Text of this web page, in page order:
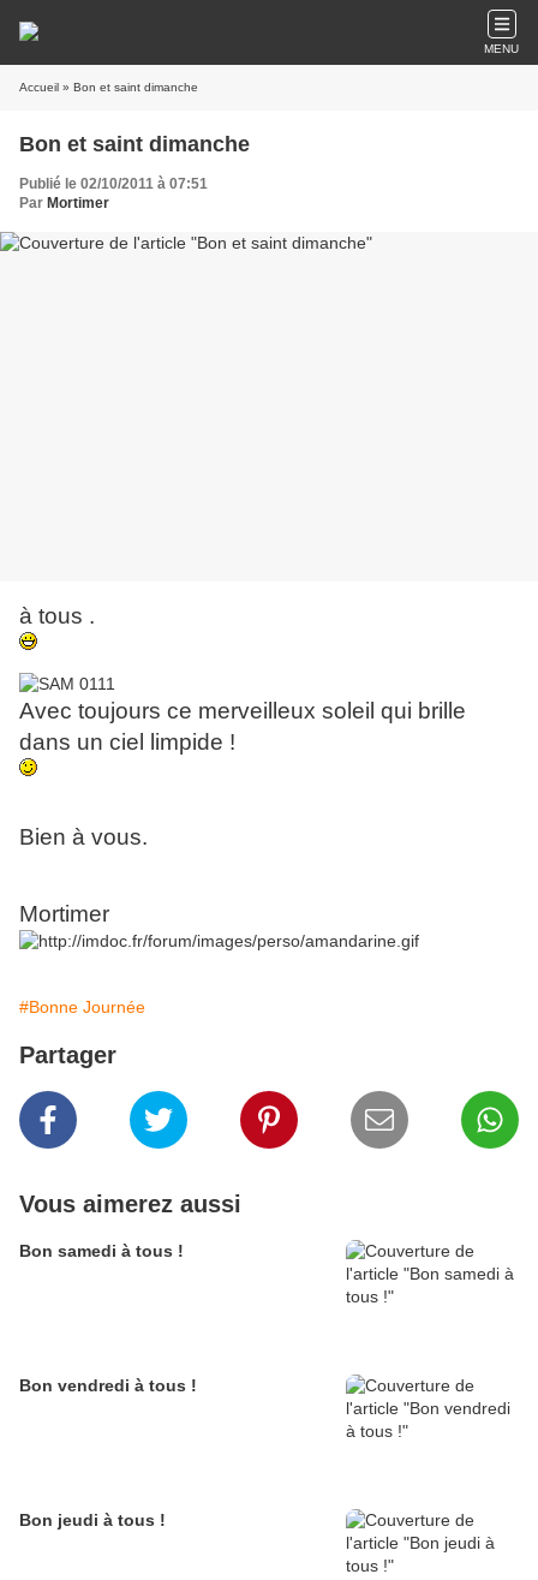
MENU
Accueil » Bon et saint dimanche
Bon et saint dimanche
Publié le 02/10/2011 à 07:51
Par Mortimer
à tous .
Avec toujours ce merveilleux soleil qui brille
dans un ciel limpide !
Bien à vous.
Mortimer
#Bonne Journée
Partager
Vous aimerez aussi
Bon samedi à tous !
Bon vendredi à tous !
Bon jeudi à tous !